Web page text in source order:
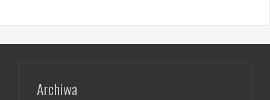
Archiwa